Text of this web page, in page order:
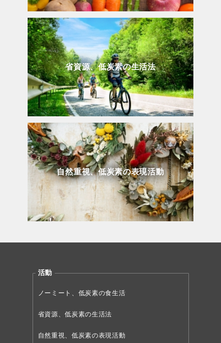
省資源、低炭素の生活法
自然重視、低炭素の表現活動
活動
ノーミート、低炭素の食生活
省資源、低炭素の生活法
自然重視、低炭素の表現活動